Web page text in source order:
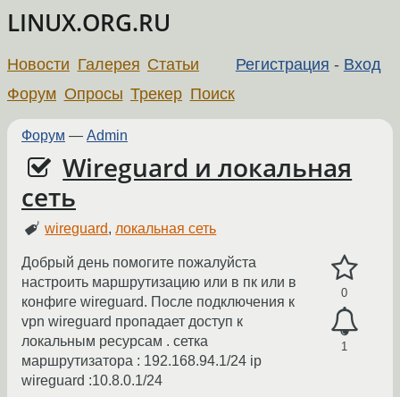
LINUX.ORG.RU
Регистрация - Вход
Новости Галерея Статьи
Форум Опросы Трекер Поиск
Форум — Admin
Wireguard и локальная
сеть
wireguard,локальная сеть
0
1
Добрый день помогите пожалуйста
настроить маршрутизацию или в пк или в
конфиге wireguard. После подключения к
vpn wireguard пропадает доступ к
локальным ресурсам . сетка
маршрутизатора : 192.168.94.1/24 ip
wireguard :10.8.0.1/24